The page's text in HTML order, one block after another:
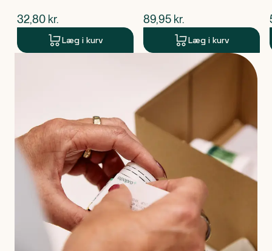
$nuværende pris
32,80 kr.
Læg i kurv
$nuværende pris
89,95 kr.
Læg i kurv